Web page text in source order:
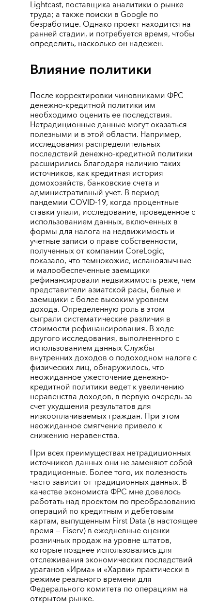
Lightcast, поставщика аналитики о рынке
труда; а также поиски в Google по
безработице. Однако проект находится на
ранней стадии, и потребуется время, чтобы
определить, насколько он надежен.
Влияние политики
После корректировки чиновниками ФРС
денежно-кредитной политики им
необходимо оценить ее последствия.
Нетрадиционные данные могут оказаться
полезными и в этой области. Например,
исследования распределительных
последствий денежно-кредитной политики
расширились благодаря наличию таких
источников, как кредитная история
домохозяйств, банковские счета и
административный учет. В период
пандемии COVID-19, когда процентные
ставки упали, исследование, проведенное с
использованием данных, включенных в
формы для налога на недвижимость и
учетные записи о праве собственности,
полученных от компании CoreLogic,
показало, что темнокожие, испаноязычные
и малообеспеченные заемщики
рефинансировали недвижимость реже, чем
представители азиатской расы, белые и
заемщики с более высоким уровнем
дохода. Определенную роль в этом
сыграли систематические различия в
стоимости рефинансирования. В ходе
другого исследования, выполненного с
использованием данных Службы
внутренних доходов о подоходном налоге с
физических лиц, обнаружилось, что
неожиданное ужесточение денежно-
кредитной политики ведет к увеличению
неравенства доходов, в первую очередь за
счет ухудшения результатов для
низкооплачиваемых граждан. При этом
неожиданное смягчение привело к
снижению неравенства.
При всех преимуществах нетрадиционных
источников данных они не заменяют собой
традиционные. Более того, их полезность
часто зависит от традиционных данных. В
качестве экономиста ФРС мне довелось
работать над проектом по преобразованию
операций по кредитным и дебетовым
картам, выпущенным First Data (в настоящее
время — Fiserv) в ежедневные оценки
розничных продаж на уровне штатов,
которые позднее использовались для
отслеживания экономических последствий
ураганов «Ирма» и «Харви» практически в
режиме реального времени для
Федерального комитета по операциям на
открытом рынке.